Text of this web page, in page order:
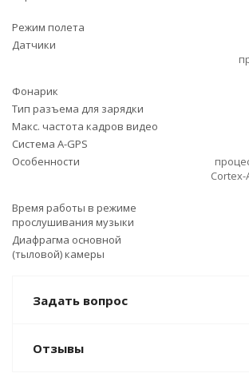
Режим полета
Датчики
Фонарик
Тип разъема для зарядки
Макс. частота кадров видео
Cистема A-GPS
Особенности
Cortex-
Время работы в режиме
прослушивания музыки
Диафрагма основной
(тыловой) камеры
Задать вопрос
Отзывы